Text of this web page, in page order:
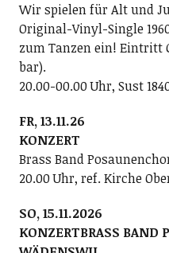
Wir spielen für Alt und
Original-Vinyl-Single
zum Tanzen ein! Eintritt
bar).
20.00-00.00 Uhr, Sust
FR, 13.11.26
KONZERT
Brass Band
20.00 Uhr, ref. Kirche
SO, 15.11.2026
KONZERTBRASS BAND